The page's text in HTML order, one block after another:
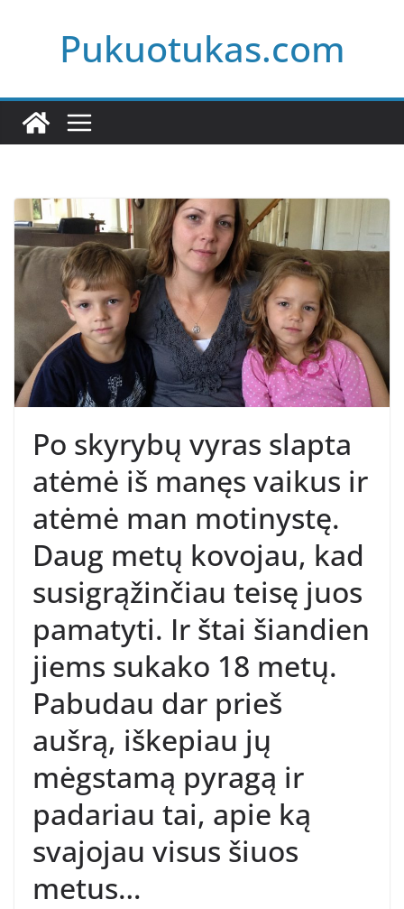
Pukuotukas.com
Po skyrybų vyras slapta
atėmė iš manęs vaikus ir
atėmė man motinystę.
Daug metų kovojau, kad
susigrąžinčiau teisę juos
pamatyti. Ir štai šiandien
jiems sukako 18 metų.
Pabudau dar prieš
aušrą, iškepiau jų
mėgstamą pyragą ir
padariau tai, apie ką
svajojau visus šiuos
metus…